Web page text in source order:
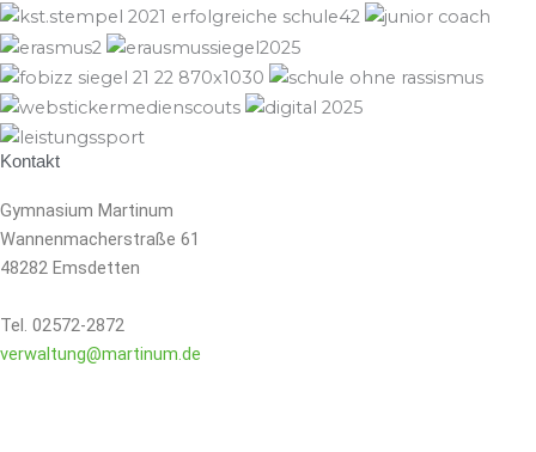
Kontakt
Gymnasium Martinum
Wannenmacherstraße 61
48282 Emsdetten
Tel. 02572-2872
verwaltung@martinum.de